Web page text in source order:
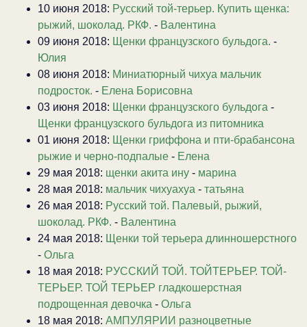
10 июня 2018: Русский той-терьер. Купить щенка:
рыжий, шоколад. РКФ. - Валентина
09 июня 2018: Щенки французского бульдога. -
Юлия
08 июня 2018: Миниатюрный чихуа мальчик
подросток. - Елена Борисовна
03 июня 2018: Щенки французского бульдога -
Щенки французского бульдога из питомника
01 июня 2018: Щенки гриффона и пти-брабансона
рыжие и черно-подпалые - Елена
29 мая 2018: щенки акита ину - марина
28 мая 2018: мальчик чихуахуа - татьяна
26 мая 2018: Русский той. Палевый, рыжий,
шоколад. РКФ. - Валентина
24 мая 2018: Щенки той терьера длинношерстного
- Ольга
18 мая 2018: РУССКИЙ ТОЙ. ТОЙТЕРЬЕР. ТОЙ-
ТЕРЬЕР. ТОЙ ТЕРЬЕР гладкошерстная
подрощенная девочка - Ольга
18 мая 2018: АМПУЛЯРИИ разноцветные